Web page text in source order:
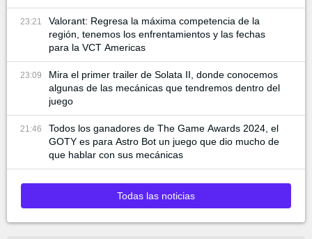
23:21
Valorant: Regresa la máxima competencia de la
región, tenemos los enfrentamientos y las fechas
para la VCT Americas
23:09
Mira el primer trailer de Solata II, donde conocemos
algunas de las mecánicas que tendremos dentro del
juego
21:46
Todos los ganadores de The Game Awards 2024, el
GOTY es para Astro Bot un juego que dio mucho de
que hablar con sus mecánicas
Todas las noticias